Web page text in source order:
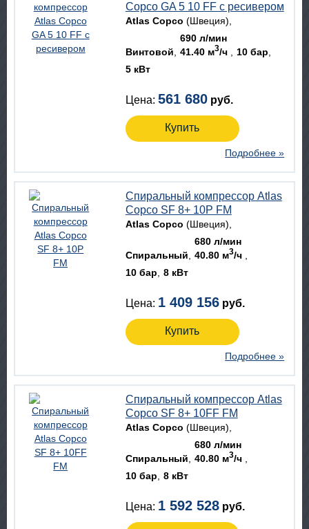
Copco GA 5 10 FF с ресивером
Atlas Copco (Швеция)
Винтовой
690 л/мин
41.40 м3/ч
10 бар
5 кВт
Цена: 561 680 руб.
Купить
Подробнее »
Спиральный компрессор Atlas
Copco SF 8+ 10P FM
Atlas Copco (Швеция)
Спиральный
680 л/мин
40.80 м3/ч
10 бар
8 кВт
Цена: 1 409 156 руб.
Купить
Подробнее »
Спиральный компрессор Atlas
Copco SF 8+ 10FF FM
Atlas Copco (Швеция)
Спиральный
680 л/мин
40.80 м3/ч
10 бар
8 кВт
Цена: 1 592 528 руб.